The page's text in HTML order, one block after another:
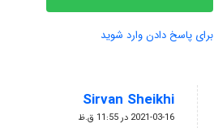
برای پاسخ دادن وارد شوید
Sirvan Sheikhi
گفته:
2021-03-16 در 11:55 ق.ظ